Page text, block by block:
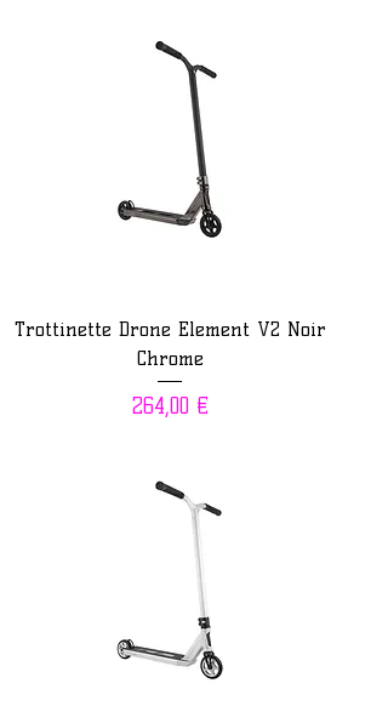
Trottinette Drone Element V2 Noir
Chrome
Prix
264,00 €